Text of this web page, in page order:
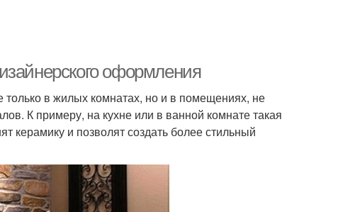
оформления
в жилых комнатах, но и в помещениях, не
К примеру, на кухне или в ванной комнате такая
керамику и позволят создать более стильный